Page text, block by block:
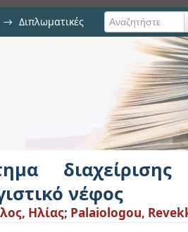
→ Διπλωματικές
εθελοντικής
διαχείρισης
νέφος
Ηλίας; Palaiologou,